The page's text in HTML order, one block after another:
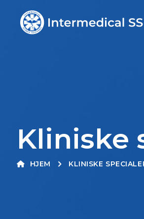
Kliniske
HJEM KLINISKE